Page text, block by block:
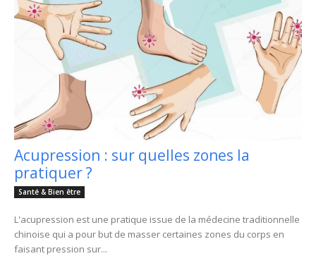
Acupression : sur quelles zones la
pratiquer ?
Santé & Bien être
L'acupression est une pratique issue de la médecine traditionnelle
chinoise qui a pour but de masser certaines zones du corps en
faisant pression sur...